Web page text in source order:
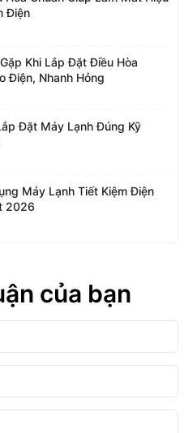
Điện
Khi Lắp Đặt Điều Hòa
Điện, Nhanh Hỏng
Đặt Máy Lạnh Đúng Kỹ
Máy Lạnh Tiết Kiệm Điện
2026
của bạn